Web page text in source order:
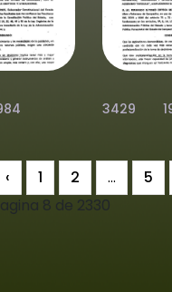
3429
‹ 1 2 ... 5
8 de 2330